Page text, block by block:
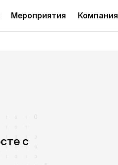
Мероприятия Компания
с